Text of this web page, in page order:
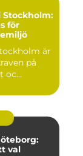
Stockholm:
för
är
på
oc...
val